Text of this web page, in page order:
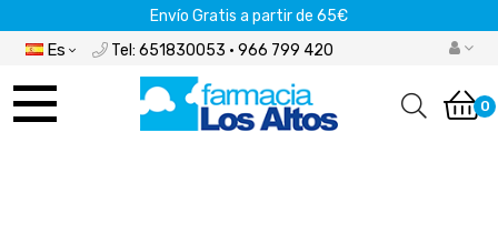
Envío Gratis a partir de 65€
Es Tel: 651830053 · 966 799 420
Navegación 0